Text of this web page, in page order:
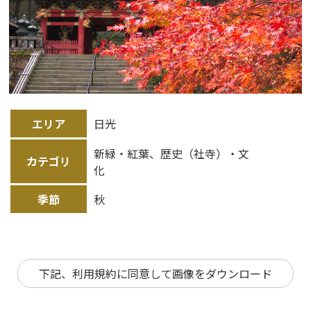
エリア 日光
カテゴリ
新緑・紅葉、歴史（社寺）・文
化
季節
秋
下記、利用規約に同意して画像をダウンロード